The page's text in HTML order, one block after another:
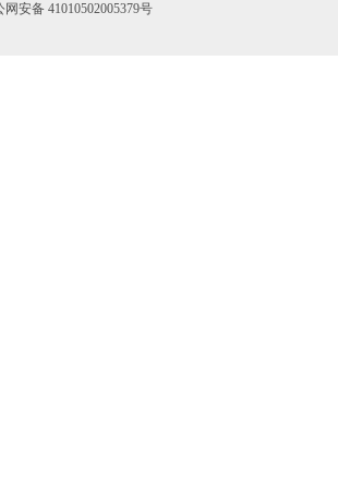
有色宝长江铜价格市场行情
网安备 41010502005379号